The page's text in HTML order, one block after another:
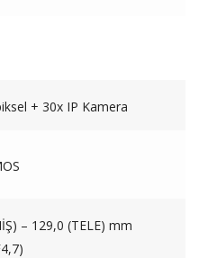
+ 30x IP Kamera
– 129,0 (TELE) mm